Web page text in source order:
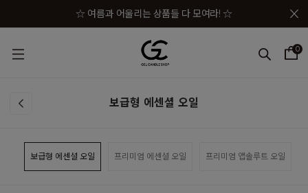
☆ 여름과 어울리는 상품들 다 모여라! ☆
☆★ 젤캔들샵 세일 상품이 한자리에! ☆★
☆★☆ 젤캔들샵 혜택 모음 바로가기 ☆★☆
☆★☆★ 구매금액별 사은품이 펑펑! ☆★☆★
0
보급형 에센셜 오일
보급형 에센셜 오일 프리미엄 에센셜 오일 프리미엄 앱솔루트 오일